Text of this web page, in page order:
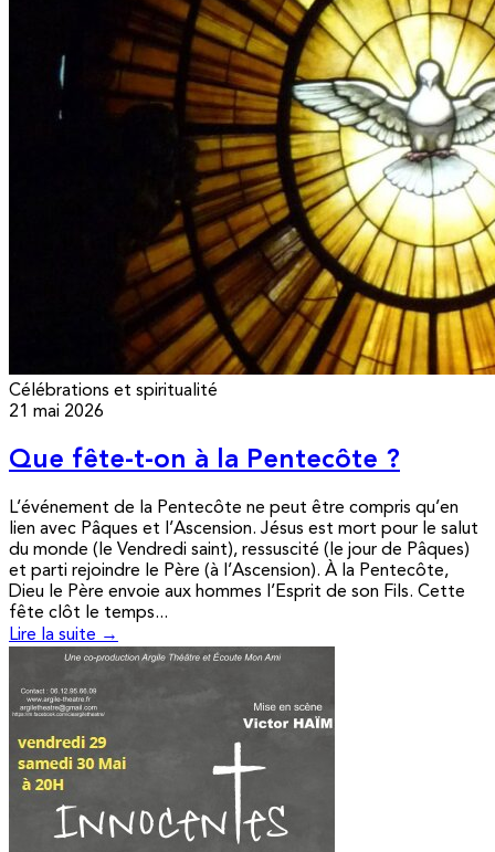
Célébrations et spiritualité
21 mai 2026
Que fête-t-on à la Pentecôte ?
L’événement de la Pentecôte ne peut être compris qu’en
lien avec Pâques et l’Ascension. Jésus est mort pour le salut
du monde (le Vendredi saint), ressuscité (le jour de Pâques)
et parti rejoindre le Père (à l’Ascension). À la Pentecôte,
Dieu le Père envoie aux hommes l’Esprit de son Fils. Cette
fête clôt le temps...
Lire la suite →